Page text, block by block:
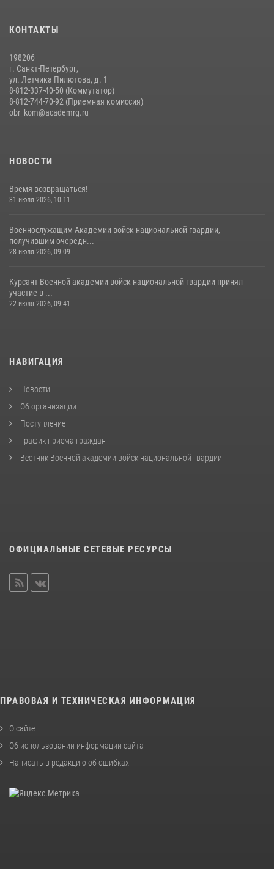
Помнить. Соответствовать. Действовать.
КОНТАКТЫ
198206
г. Санкт-Петербург,
ул. Летчика Пилютова, д. 1
8-812-337-40-50 (Коммутатор)
8-812-744-70-92 (Приемная комиссия)
obr_kom@academrg.ru
НОВОСТИ
Время возвращаться!
31 июля 2026, 10:11
Военнослужащим Академии войск национальной гвардии,
получившим очередн...
28 июля 2026, 09:09
Курсант Военной академии войск национальной гвардии принял
участие в ...
22 июля 2026, 09:41
НАВИГАЦИЯ
Новости
Об организации
Поступление
График приема граждан
Вестник Военной академии войск национальной гвардии
ОФИЦИАЛЬНЫЕ СЕТЕВЫЕ РЕСУРСЫ
ПРАВОВАЯ И ТЕХНИЧЕСКАЯ ИНФОРМАЦИЯ
О сайте
Об использовании информации сайта
Написать в редакцию об ошибках